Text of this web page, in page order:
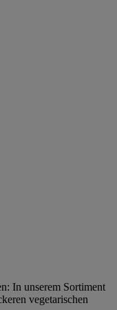
In unserem Sortiment
vegetarischen